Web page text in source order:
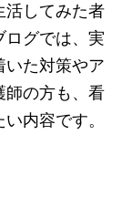
活してみた者
ログでは、実
いた対策やア
師の方も、看
内容です。